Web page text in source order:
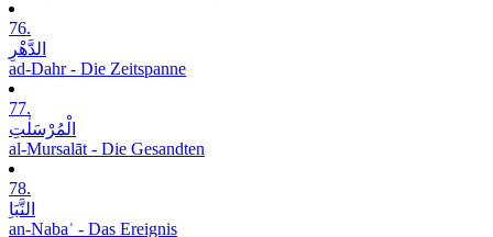
76.
الدَّھْرِ
ad-Dahr - Die Zeitspanne
77.
الْمُرْسَلٰتِ
al-Mursalāt - Die Gesandten
78.
النَّبَاِ
an-Nabaʾ - Das Ereignis